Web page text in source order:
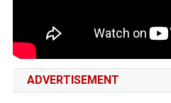
ADVERTISEMENT